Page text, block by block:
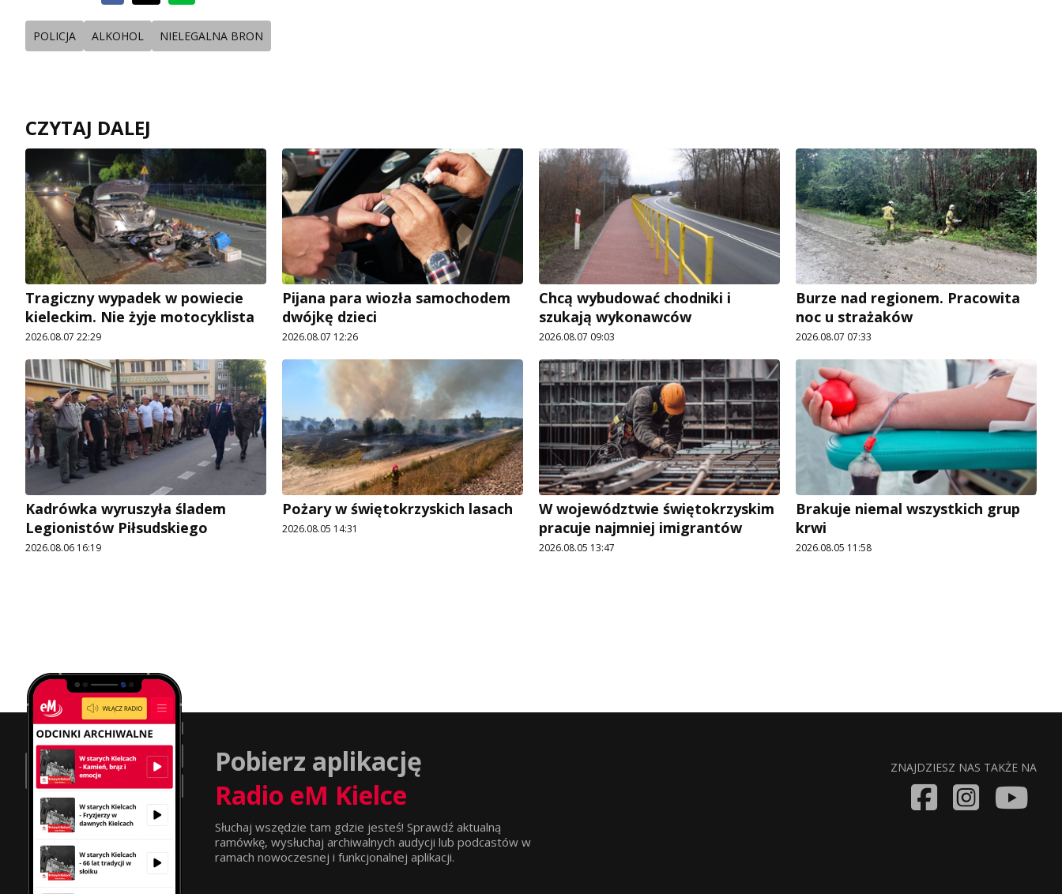
POLICJA ALKOHOL NIELEGALNA BRON
CZYTAJ DALEJ
Tragiczny wypadek w powiecie
kieleckim. Nie żyje motocyklista
2026.08.07 22:29
Pijana para wiozła samochodem
dwójkę dzieci
2026.08.07 12:26
Chcą wybudować chodniki i
szukają wykonawców
2026.08.07 09:03
Burze nad regionem. Pracowita
noc u strażaków
2026.08.07 07:33
Kadrówka wyruszyła śladem
Legionistów Piłsudskiego
2026.08.06 16:19
Pożary w świętokrzyskich lasach
2026.08.05 14:31
W województwie świętokrzyskim
pracuje najmniej imigrantów
2026.08.05 13:47
Brakuje niemal wszystkich grup
krwi
2026.08.05 11:58
Pobierz aplikację
Radio eM Kielce
Słuchaj wszędzie tam gdzie jesteś! Sprawdź aktualną
ramówkę, wysłuchaj archiwalnych audycji lub podcastów w
ramach nowoczesnej i funkcjonalnej aplikacji.
ZNAJDZIESZ NAS TAKŻE NA